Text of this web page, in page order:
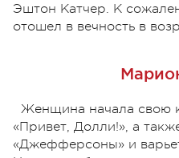
Эштон Катчер. К
отошел в вечность в
Женщина начала свою
«Привет, Долли!», а
«Джефферсоны» и